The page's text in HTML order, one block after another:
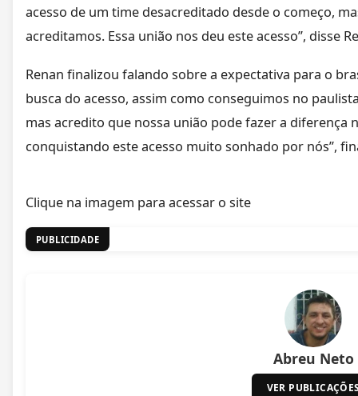
acesso de um time desacreditado desde o começo,
acreditamos. Essa união nos deu este acesso”, disse
Renan finalizou falando sobre a expectativa para o
busca do acesso, assim como conseguimos no
mas acredito que nossa união pode fazer a diferença
conquistando este acesso muito sonhado por nós”,
Clique na imagem para acessar o site
PUBLICIDADE
Abreu Neto
VER